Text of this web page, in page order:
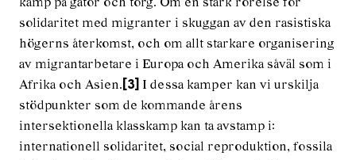
kamp på gator och torg. Om en stark rörelse för
solidaritet med migranter i skuggan av den rasistiska
högerns återkomst, och om allt starkare organisering
av migrantarbetare i Europa och Amerika såväl som i
Afrika och Asien. [3] I dessa kamper kan vi urskilja
stödpunkter som de kommande årens
intersektionella klasskamp kan ta avstamp i:
internationell solidaritet, social reproduktion, fossila